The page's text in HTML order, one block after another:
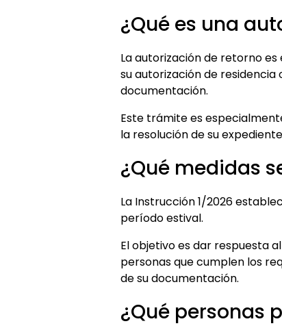
¿Qué es una
La autorización de retorno
su autorización de
documentación.
Este trámite es
la resolución de su
¿Qué medidas
La Instrucción 1/2026
período estival.
El objetivo es dar respuesta
personas que cumplen los
de su documentación.
¿Qué personas